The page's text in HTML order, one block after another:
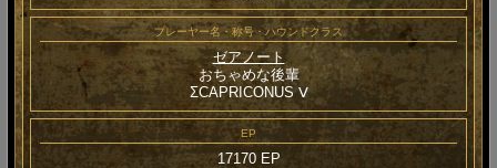
プレーヤー名・称号・ハウンドクラス
ゼアノート
おちゃめな後輩
ΣCAPRICONUS Ⅴ
EP
17170 EP